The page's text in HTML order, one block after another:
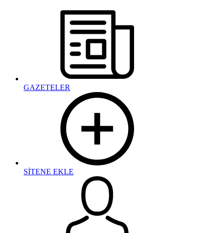
GAZETELER
SİTENE EKLE